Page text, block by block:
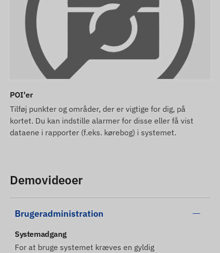
POI'er
Tilføj punkter og områder, der er vigtige for dig, på
kortet. Du kan indstille alarmer for disse eller få vist
dataene i rapporter (f.eks. kørebog) i systemet.
Demovideoer
Brugeradministration
Systemadgang
For at bruge systemet kræves en gyldig